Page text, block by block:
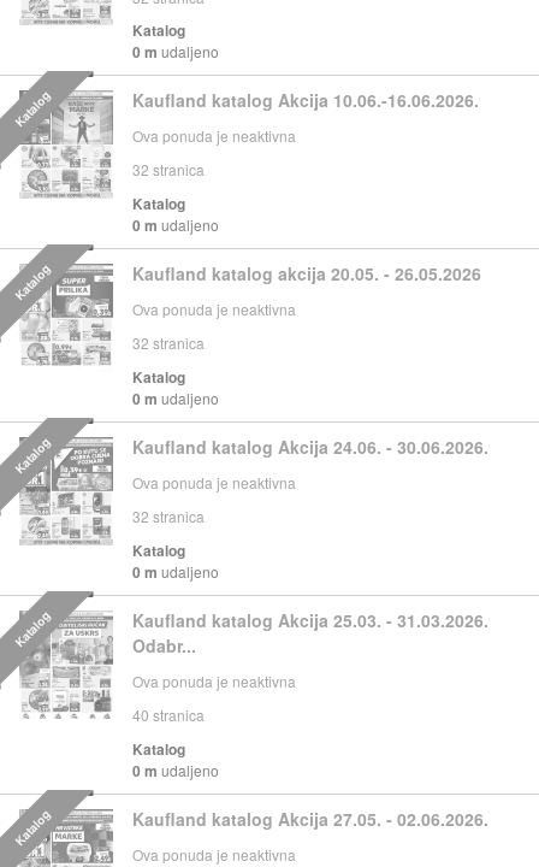
Katalog
0 m udaljeno
Kaufland katalog Akcija 10.06.-16.06.2026.
Ova ponuda je neaktivna
32 stranica
Katalog
0 m udaljeno
Katalog
Kaufland katalog akcija 20.05. - 26.05.2026
Ova ponuda je neaktivna
32 stranica
Katalog
0 m udaljeno
Katalog
Kaufland katalog Akcija 24.06. - 30.06.2026.
Ova ponuda je neaktivna
32 stranica
Katalog
0 m udaljeno
Katalog
Kaufland katalog Akcija 25.03. - 31.03.2026.
Odabr...
Ova ponuda je neaktivna
40 stranica
Katalog
0 m udaljeno
Katalog
Kaufland katalog Akcija 27.05. - 02.06.2026.
Ova ponuda je neaktivna
Katalog